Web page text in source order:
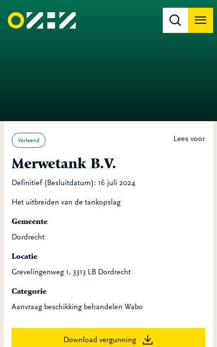
Lees voor
Verleend
Merwetank B.V.
Definitief (Besluitdatum): 16 juli 2024
Het uitbreiden van de tankopslag
Gemeente
Dordrecht
Locatie
Grevelingenweg 1, 3313 LB Dordrecht
Categorie
Aanvraag beschikking behandelen Wabo
Download vergunning